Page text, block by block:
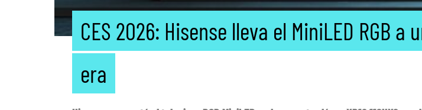
CES 2026: Hisense lleva el MiniLED RGB a
era